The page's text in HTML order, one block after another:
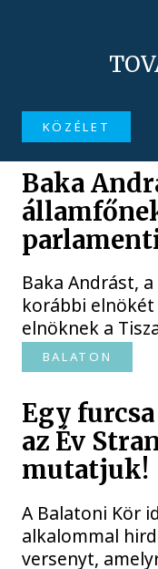
KÖZÉLET
Baka
Baka Andrást,
korábbi
elnöknek a
BALATON
Egy
az Év
mutatjuk!
A Balatoni Kör
alkalommal
versenyt,